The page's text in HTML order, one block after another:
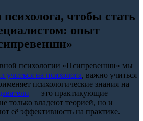
чтобы стать
опыт
психологии «Псипревеншн» мы
учиться на психолога, важно учиться
психологические знания на
— это практикующие
только владеют теорией, но и
её эффективность на практике.